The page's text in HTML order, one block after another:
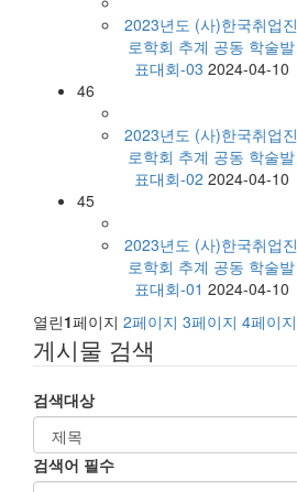
2023년도 (사)한국취업진
로학회 추계 공동 학술발
표대회-03 2024-04-10
46
2023년도 (사)한국취업진
로학회 추계 공동 학술발
표대회-02 2024-04-10
45
2023년도 (사)한국취업진
로학회 추계 공동 학술발
표대회-01 2024-04-10
열린1페이지 2페이지 3페이지 4페이지
게시물 검색
검색대상
검색어 필수